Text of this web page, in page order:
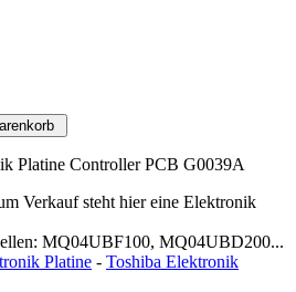
Platine Controller PCB G0039A
Verkauf steht hier eine Elektronik
MQ04UBF100, MQ04UBD200...
Platine - Toshiba Elektronik